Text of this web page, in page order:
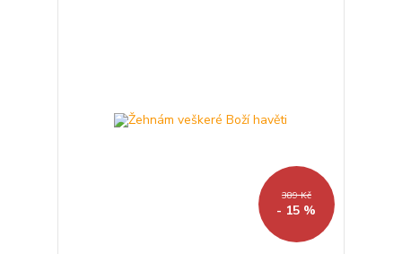
389 Kč
- 15 %